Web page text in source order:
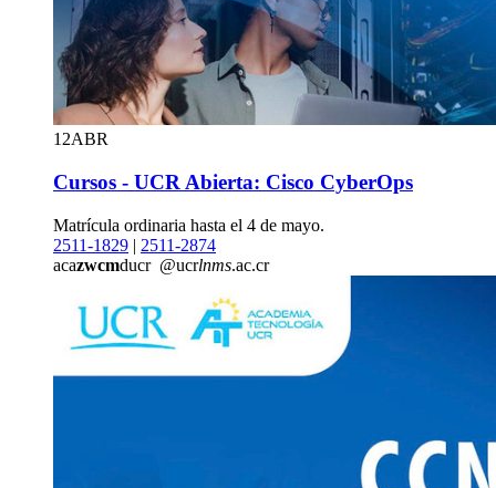
12ABR
Cursos - UCR Abierta: Cisco CyberOps
Matrícula ordinaria hasta el 4 de mayo.
2511-1829 | 2511-2874
acazwcmducr @ucrlnms.ac.cr